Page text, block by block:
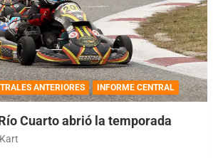
ANTERIORES INFORME CENTRAL
Cuarto abrió la temporada